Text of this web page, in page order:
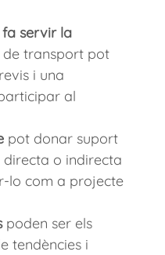
servir la
transport pot
i una
al
pot donar suport
o indirecta
lo com a projecte
poden ser els
tendències i